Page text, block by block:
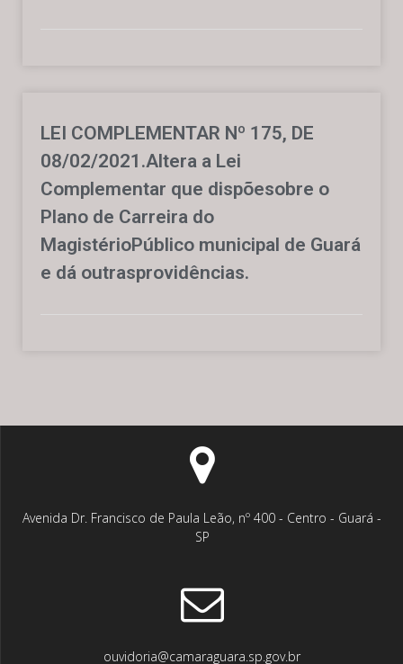
LEI COMPLEMENTAR Nº 175, DE
08/02/2021.Altera a Lei
Complementar que dispõesobre o
Plano de Carreira do
MagistérioPúblico municipal de Guará
e dá outrasprovidências.
Avenida Dr. Francisco de Paula Leão, nº 400 - Centro - Guará -
SP
ouvidoria@camaraguara.sp.gov.br